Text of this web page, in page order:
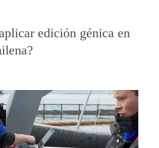
edición génica en